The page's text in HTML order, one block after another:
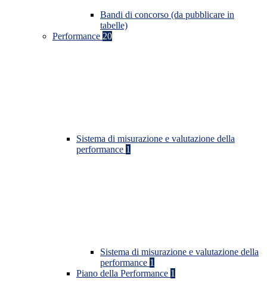
Bandi di concorso (da pubblicare in
tabelle)
Performance 20
Sistema di misurazione e valutazione della
performance 1
Sistema di misurazione e valutazione della
performance 1
Piano della Performance 1